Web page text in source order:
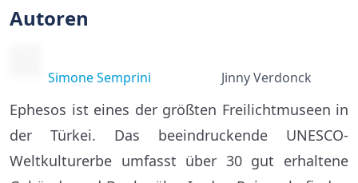
Autoren
Simone Semprini Jinny Verdonck
Ephesos ist eines der größten Freilichtmuseen in
der Türkei. Das beeindruckende UNESCO-
Weltkulturerbe umfasst über 30 gut erhaltene